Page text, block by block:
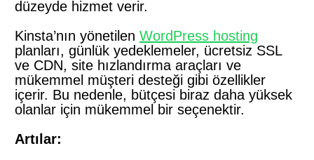
düzeyde hizmet verir.
Kinsta’nın yönetilen WordPress hosting
planları, günlük yedeklemeler, ücretsiz SSL
ve CDN, site hızlandırma araçları ve
mükemmel müşteri desteği gibi özellikler
içerir. Bu nedenle, bütçesi biraz daha yüksek
olanlar için mükemmel bir seçenektir.
Artılar: